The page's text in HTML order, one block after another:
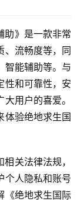
助》是一款非常
、流畅度等，同
智能辅助等。与
性和可靠性，安
用户的喜爱。
体验绝地求生国
关法律法规，
个人隐私和账号
《绝地求生国际